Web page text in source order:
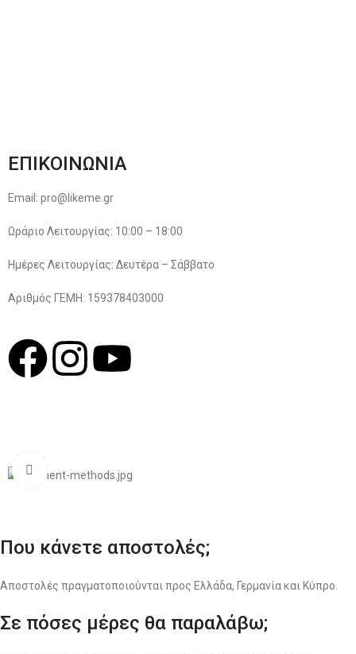
Click to enlarge
ΕΠΙΚΟΙΝΩΝΙΑ
Email: pro@likeme.gr
Ωράριο Λειτουργίας: 10:00 – 18:00
Ημέρες Λειτουργίας: Δευτέρα – Σάββατο
Αριθμός ΓΕΜΗ: 159378403000
Που κάνετε αποστολές;
Αποστολές πραγματοποιούνται προς Ελλάδα, Γερμανία και Κύπρο.
Σε πόσες μέρες θα παραλάβω;